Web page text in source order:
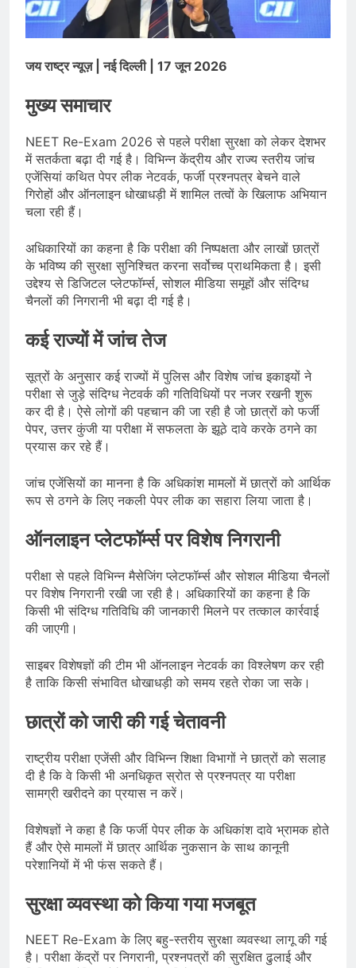
भारत ने 39 पदकों के साथ अभियान चौथे
स्थान पर समाप्त किया
August 8, 2026
स्वतंत्रता दिवस से पहले देशभर में ‘हर घर
तिरंगा’ अभियान और सांस्कृतिक कार्यक्रमों की
तैयारियाँ तेज़
August 7, 2026
जय राष्ट्र न्यूज़ | नई दिल्ली | 17 जून 2026
मुख्य समाचार
NEET Re-Exam 2026 से पहले परीक्षा सुरक्षा को लेकर देशभर
में सतर्कता बढ़ा दी गई है। विभिन्न केंद्रीय और राज्य स्तरीय जांच
एजेंसियां कथित पेपर लीक नेटवर्क, फर्जी प्रश्नपत्र बेचने वाले
गिरोहों और ऑनलाइन धोखाधड़ी में शामिल तत्वों के खिलाफ अभियान
चला रही हैं।
अधिकारियों का कहना है कि परीक्षा की निष्पक्षता और लाखों छात्रों
के भविष्य की सुरक्षा सुनिश्चित करना सर्वोच्च प्राथमिकता है। इसी
उद्देश्य से डिजिटल प्लेटफॉर्म्स, सोशल मीडिया समूहों और संदिग्ध
चैनलों की निगरानी भी बढ़ा दी गई है।
कई राज्यों में जांच तेज
सूत्रों के अनुसार कई राज्यों में पुलिस और विशेष जांच इकाइयों ने
परीक्षा से जुड़े संदिग्ध नेटवर्क की गतिविधियों पर नजर रखनी शुरू
कर दी है। ऐसे लोगों की पहचान की जा रही है जो छात्रों को फर्जी
पेपर, उत्तर कुंजी या परीक्षा में सफलता के झूठे दावे करके ठगने का
प्रयास कर रहे हैं।
जांच एजेंसियों का मानना है कि अधिकांश मामलों में छात्रों को आर्थिक
रूप से ठगने के लिए नकली पेपर लीक का सहारा लिया जाता है।
ऑनलाइन प्लेटफॉर्म्स पर विशेष निगरानी
परीक्षा से पहले विभिन्न मैसेजिंग प्लेटफॉर्म्स और सोशल मीडिया चैनलों
पर विशेष निगरानी रखी जा रही है। अधिकारियों का कहना है कि
किसी भी संदिग्ध गतिविधि की जानकारी मिलने पर तत्काल कार्रवाई
की जाएगी।
साइबर विशेषज्ञों की टीम भी ऑनलाइन नेटवर्क का विश्लेषण कर रही
है ताकि किसी संभावित धोखाधड़ी को समय रहते रोका जा सके।
छात्रों को जारी की गई चेतावनी
राष्ट्रीय परीक्षा एजेंसी और विभिन्न शिक्षा विभागों ने छात्रों को सलाह
दी है कि वे किसी भी अनधिकृत स्रोत से प्रश्नपत्र या परीक्षा
सामग्री खरीदने का प्रयास न करें।
विशेषज्ञों ने कहा है कि फर्जी पेपर लीक के अधिकांश दावे भ्रामक होते
हैं और ऐसे मामलों में छात्र आर्थिक नुकसान के साथ कानूनी
परेशानियों में भी फंस सकते हैं।
सुरक्षा व्यवस्था को किया गया मजबूत
NEET Re-Exam के लिए बहु-स्तरीय सुरक्षा व्यवस्था लागू की गई
है। परीक्षा केंद्रों पर निगरानी, प्रश्नपत्रों की सुरक्षित ढुलाई और